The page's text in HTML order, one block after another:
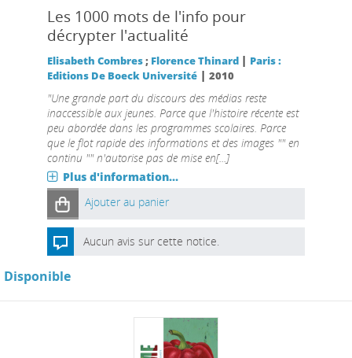
Les 1000 mots de l'info pour
décrypter l'actualité
Elisabeth Combres; Florence Thinard | Paris :
Editions De Boeck Université| 2010
"Une grande part du discours des médias reste
inaccessible aux jeunes. Parce que l'histoire récente est
peu abordée dans les programmes scolaires. Parce
que le flot rapide des informations et des images "" en
continu "" n'autorise pas de mise en[...]
Plus d'information...
Ajouter au panier
Aucun avis sur cette notice.
Disponible